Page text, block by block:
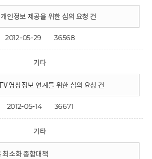
인정보 제공을 위한 심의 요청 건
2012-05-29 36568
기타
영상정보 연계를 위한 심의 요청 건
2012-05-14 36671
기타
최소화 종합대책